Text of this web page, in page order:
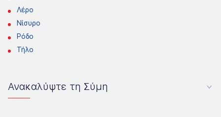
Λέρο
Νίσυρο
Ρόδο
Τήλο
Ανακαλύψτε τη Σύμη